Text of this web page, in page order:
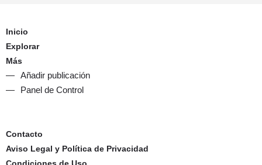
Inicio
Explorar
Más
Añadir publicación
Panel de Control
Contacto
Aviso Legal y Política de Privacidad
Condiciones de Uso